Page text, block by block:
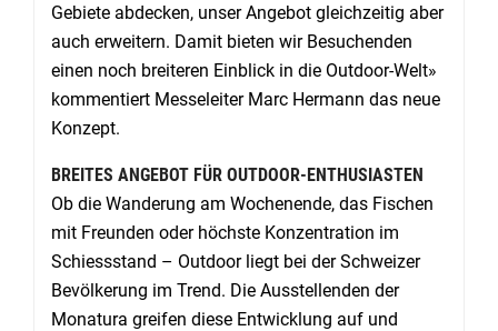
Gebiete abdecken, unser Angebot gleichzeitig aber
auch erweitern. Damit bieten wir Besuchenden
einen noch breiteren Einblick in die Outdoor-Welt»
kommentiert Messeleiter Marc Hermann das neue
Konzept.
BREITES ANGEBOT FÜR OUTDOOR-ENTHUSIASTEN
Ob die Wanderung am Wochenende, das Fischen
mit Freunden oder höchste Konzentration im
Schiessstand – Outdoor liegt bei der Schweizer
Bevölkerung im Trend. Die Ausstellenden der
Monatura greifen diese Entwicklung auf und